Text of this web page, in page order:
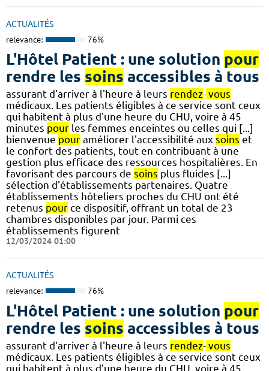
ACTUALITÉS
relevance: 76%
L'Hôtel Patient : une solution pour
rendre les soins accessibles à tous
assurant d'arriver à l'heure à leurs rendez- vous
médicaux. Les patients éligibles à ce service sont ceux
qui habitent à plus d'une heure du CHU, voire à 45
minutes pour les femmes enceintes ou celles qui [...]
bienvenue pour améliorer l'accessibilité aux soins et
le confort des patients, tout en contribuant à une
gestion plus efficace des ressources hospitalières. En
favorisant des parcours de soins plus fluides [...]
sélection d'établissements partenaires. Quatre
établissements hôteliers proches du CHU ont été
retenus pour ce dispositif, offrant un total de 23
chambres disponibles par jour. Parmi ces
établissements figurent
12/03/2024 01:00
ACTUALITÉS
relevance: 76%
L'Hôtel Patient : une solution pour
rendre les soins accessibles à tous
assurant d'arriver à l'heure à leurs rendez- vous
médicaux. Les patients éligibles à ce service sont ceux
qui habitent à plus d'une heure du CHU, voire à 45